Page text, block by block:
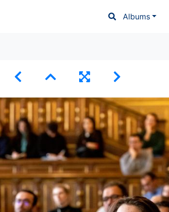
Albums